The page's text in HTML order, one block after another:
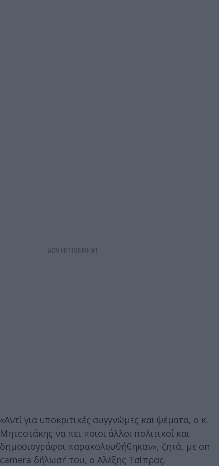
«Αντί για υποκριτικές συγγνώμες και ψέματα, ο κ.
Μητσοτάκης να πει ποιοι άλλοι πολιτικοί και
δημοσιογράφοι παρακολουθήθηκαν», ζητά, με on
camera δήλωσή του, o Αλέξης Τσίπρας.